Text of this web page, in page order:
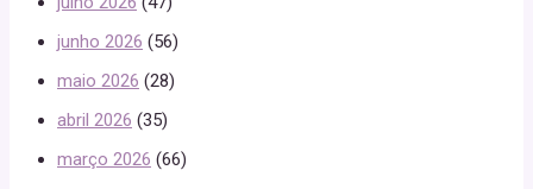
junho 2026 (56)
maio 2026 (28)
abril 2026 (35)
março 2026 (66)